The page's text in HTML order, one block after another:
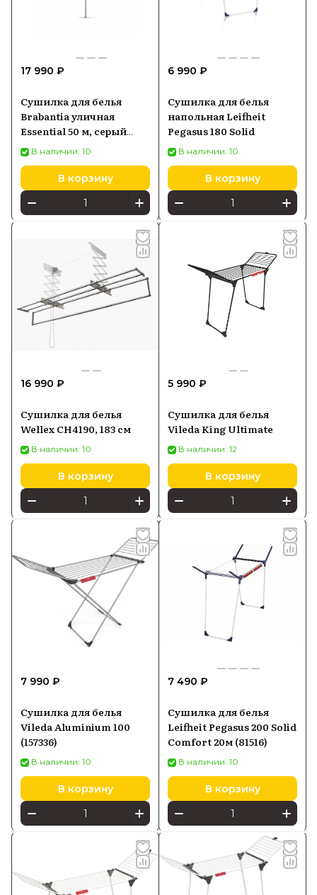
17 990 ₽
Сушилка для белья
Brabantia уличная
Essential 50 м, серый
металлик
В наличии: 10
В корзину
6 990 ₽
Сушилка для белья
напольная Leifheit
Pegasus 180 Solid
В наличии: 10
В корзину
16 990 ₽
Сушилка для белья
Wellex CH4190, 183 см
В наличии: 10
В корзину
5 990 ₽
Сушилка для белья
Vileda King ​Ultimate​
В наличии: 12
В корзину
7 990 ₽
Сушилка для белья
Vileda Aluminium 100
(157336)
В наличии: 10
В корзину
7 490 ₽
Сушилка для белья
Leifheit Pegasus 200 Solid
Comfort 20м (81516)
В наличии: 10
В корзину